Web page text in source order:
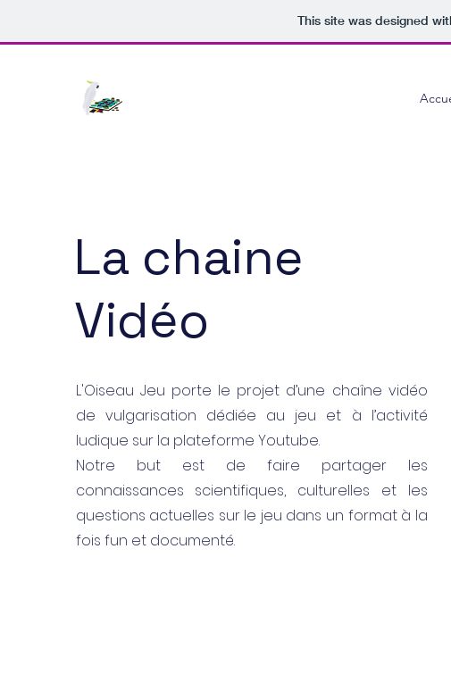
This site was designed
La chaine
Vidéo
L'Oiseau Jeu porte le projet d’une chaîne vidéo
de vulgarisation dédiée au jeu et à l’activité
ludique sur la plateforme Youtube.
Notre but est de faire partager les
connaissances scientifiques, culturelles et les
questions actuelles sur le jeu dans un format à la
fois fun et documenté.